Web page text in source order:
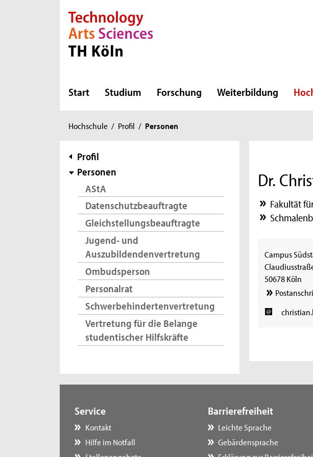
Direkt zur Hauptnavigation
Direkt zur Subnavigation
Direkt zum Inhalt
Direkt zum Fußbereich
Start Studium Forschung Weiterbildung
Sie
hier:
Hochschule / Profil / Personen
Subnavigation
Profil
Personen
AStA
Datenschutzbeauftragte
Gleichstellungsbeauftragte
Jugend- und
Auszubildendenvertretung
Ombudsperson
Personalrat
Schwerbehindertenvertretung
Vertretung für die Belange
studentischer Hilfskräfte
Dr.
Fakultät
Campus
50678 Köln
Service
Kontakt
Hilfe im Notfall
Barrierefreiheit
Leichte Sprache
Gebärdensprache